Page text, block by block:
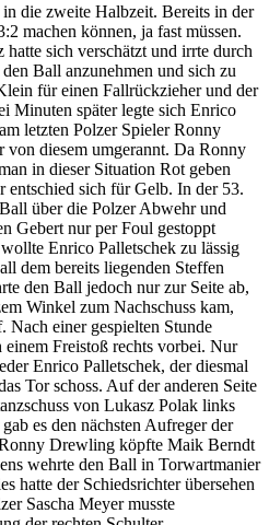
die zweite Halbzeit. Bereits in der
machen können, ja fast müssen.
sich verschätzt und irrte durch
Ball anzunehmen und sich zu
für einen Fallrückzieher und der
Minuten später legte sich Enrico
letzten Polzer Spieler Ronny
von diesem umgerannt. Da Ronny
in dieser Situation Rot geben
entschied sich für Gelb. In der 53.
über die Polzer Abwehr und
Gebert nur per Foul gestoppt
Enrico Palletschek zu lässig
dem bereits liegenden Steffen
den Ball jedoch nur zur Seite ab,
Winkel zum Nachschuss kam,
Nach einer gespielten Stunde
einem Freistoß rechts vorbei. Nur
Enrico Palletschek, der diesmal
Tor schoss. Auf der anderen Seite
von Lukasz Polak links
es den nächsten Aufreger der
Drewling köpfte Maik Berndt
wehrte den Ball in Torwartmanier
hatte der Schiedsrichter übersehen
Sascha Meyer musste